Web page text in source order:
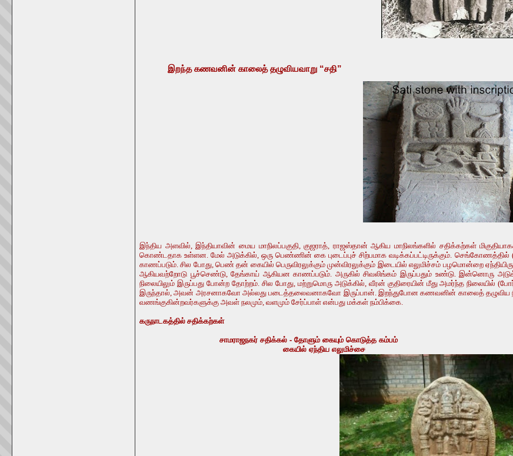
இறந்த கணவனின் காலைத் தழுவியவாறு “சதி”
இந்திய அளவில், இந்தியாவின் மைய மாநிலப்பகுதி, குஜராத், ராஜஸ்தான் ஆகிய மாநிலங்களில் சதிக்கற்கள்
கொண்டதாக உள்ளன. மேல் அடுக்கில், ஒரு பெண்ணின் கை புடைப்புச் சிற்பமாக வடிக்கப்பட்டிருக்கும். செங்கோணத்தில்
காணப்படும். சில போது, பெண் தன் கையில் பெருவிரலுக்கும் முன்விரலுக்கும் இடையில் எலுமிச்சம் பழமொன்றை
ஆகியவற்றோடு பூச்செண்டு, தேங்காய் ஆகியன காணப்படும். அருகில் சிவலிங்கம் இருப்பதும் உண்டு. இன்னொரு
நிலையிலும் இருப்பது போன்ற தோற்றம். சில போது, மற்றுமொரு அடுக்கில், வீரன் குதிரையின் மீது அமர்ந்த
இருந்தால், அவன் அரசனாகவோ அல்லது படைத்தலைவனாகவோ இருப்பான். இறந்துபோன கணவனின் காலைத் தழுவிய
வணங்குகின்றவர்களுக்கு அவள் நலமும், வளமும் சேர்ப்பாள் என்பது மக்கள் நம்பிக்கை.
கருநாடகத்தில் சதிக்கற்கள்
சாமராஜநகர் சதிக்கல் - தோளும் கையும் கொடுத்த கம்பம்
கையில் ஏந்திய எலுமிச்சை